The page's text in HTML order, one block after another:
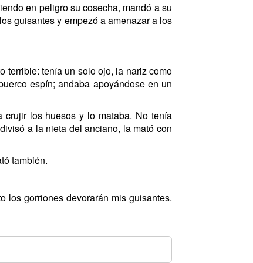
en peligro su cosecha, mandó a su
guisantes y empezó a amenazar a los
terrible: tenía un solo ojo, la nariz como
espín; andaba apoyándose en un
crujir los huesos y lo mataba. No tenía
a la nieta del anciano, la mató con
también.
los gorriones devorarán mis guisantes.